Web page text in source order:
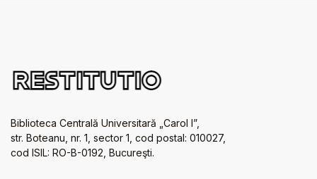
Biblioteca Centrală Universitară „Carol I”,
str. Boteanu, nr. 1, sector 1, cod postal: 010027,
cod ISIL: RO-B-0192, Bucureşti.